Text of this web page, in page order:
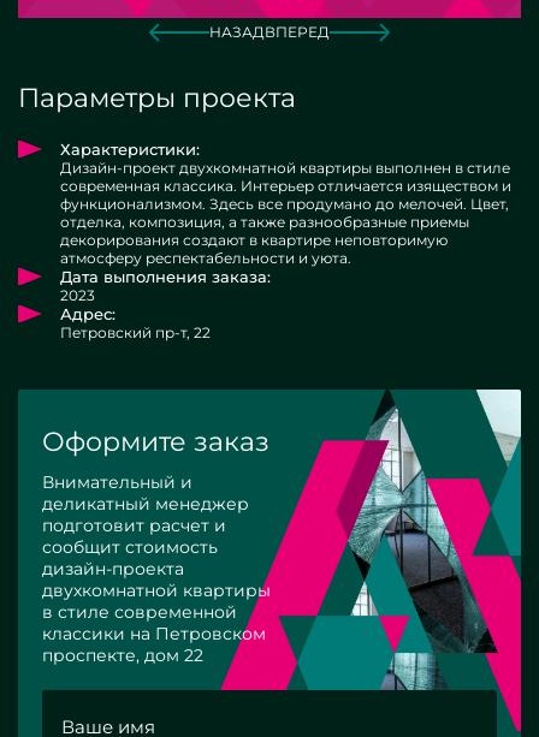
НАЗАДВПЕРЕД
Параметры проекта
Характеристики:
Дизайн-проект двухкомнатной квартиры выполнен в стиле
современная классика. Интерьер отличается изяществом и
функционализмом. Здесь все продумано до мелочей. Цвет,
отделка, композиция, а также разнообразные приемы
декорирования создают в квартире неповторимую
атмосферу респектабельности и уюта.
Дата выполнения заказа:
2023
Адрес:
Петровский пр-т, 22
Оформите заказ
Внимательный и
деликатный менеджер
подготовит расчет и
сообщит стоимость
дизайн-проекта
двухкомнатной квартиры
в стиле современной
классики на Петровском
проспекте, дом 22